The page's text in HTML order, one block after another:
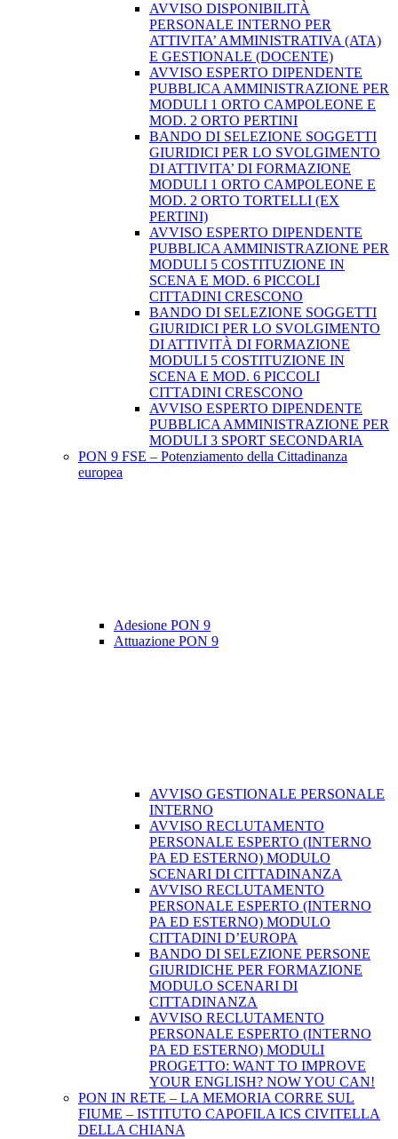
AVVISO DISPONIBILITÀ
PERSONALE INTERNO PER
ATTIVITA’ AMMINISTRATIVA (ATA)
E GESTIONALE (DOCENTE)
AVVISO ESPERTO DIPENDENTE
PUBBLICA AMMINISTRAZIONE PER
MODULI 1 ORTO CAMPOLEONE E
MOD. 2 ORTO PERTINI
BANDO DI SELEZIONE SOGGETTI
GIURIDICI PER LO SVOLGIMENTO
DI ATTIVITA’ DI FORMAZIONE
MODULI 1 ORTO CAMPOLEONE E
MOD. 2 ORTO TORTELLI (EX
PERTINI)
AVVISO ESPERTO DIPENDENTE
PUBBLICA AMMINISTRAZIONE PER
MODULI 5 COSTITUZIONE IN
SCENA E MOD. 6 PICCOLI
CITTADINI CRESCONO
BANDO DI SELEZIONE SOGGETTI
GIURIDICI PER LO SVOLGIMENTO
DI ATTIVITÀ DI FORMAZIONE
MODULI 5 COSTITUZIONE IN
SCENA E MOD. 6 PICCOLI
CITTADINI CRESCONO
AVVISO ESPERTO DIPENDENTE
PUBBLICA AMMINISTRAZIONE PER
MODULI 3 SPORT SECONDARIA
PON 9 FSE – Potenziamento della Cittadinanza
europea
Adesione PON 9
Attuazione PON 9
AVVISO GESTIONALE PERSONALE
INTERNO
AVVISO RECLUTAMENTO
PERSONALE ESPERTO (INTERNO
PA ED ESTERNO) MODULO
SCENARI DI CITTADINANZA
AVVISO RECLUTAMENTO
PERSONALE ESPERTO (INTERNO
PA ED ESTERNO) MODULO
CITTADINI D’EUROPA
BANDO DI SELEZIONE PERSONE
GIURIDICHE PER FORMAZIONE
MODULO SCENARI DI
CITTADINANZA
AVVISO RECLUTAMENTO
PERSONALE ESPERTO (INTERNO
PA ED ESTERNO) MODULI
PROGETTO: WANT TO IMPROVE
YOUR ENGLISH? NOW YOU CAN!
PON IN RETE – LA MEMORIA CORRE SUL
FIUME – ISTITUTO CAPOFILA ICS CIVITELLA
DELLA CHIANA